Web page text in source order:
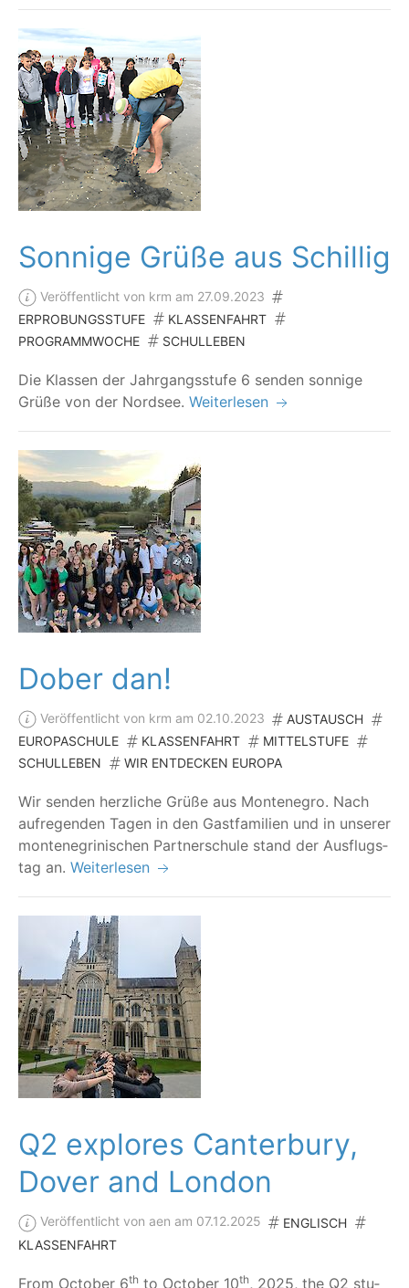
Sonnige Grüße aus Schillig
Veröffentlicht von krm am 27.09.2023
ERPROBUNGSSTUFE
KLASSENFAHRT
PROGRAMMWOCHE
SCHULLEBEN
Die Klas­sen der Jahr­gangs­stu­fe 6 sen­den son­ni­ge
Grü­ße von der Nordsee. Weiterlesen
Dober dan!
Veröffentlicht von krm am 02.10.2023
AUSTAUSCH
EUROPASCHULE
KLASSENFAHRT
MITTELSTUFE
SCHULLEBEN
WIR ENTDECKEN EUROPA
Wir sen­den herz­li­che Grü­ße aus Mon­te­ne­gro. Nach
auf­re­gen­den Tagen in den Gast­fa­mi­li­en und in unse­rer
mon­te­ne­gri­ni­schen Part­ner­schu­le stand der Aus­flugs­
tag an. Weiterlesen
Q2 explores Canterbury,
Dover and London
Veröffentlicht von aen am 07.12.2025
ENGLISCH
KLASSENFAHRT
From Octo­ber 6th to Octo­ber 10th, 2025, the Q2 stu­